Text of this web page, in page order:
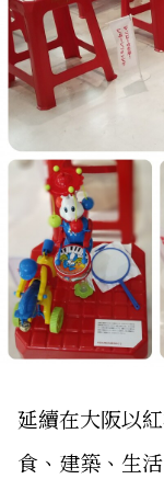
延續在大阪以
食、建築、生